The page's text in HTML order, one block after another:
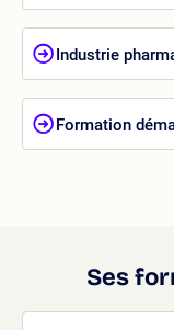
Industrie
Formation
Ses